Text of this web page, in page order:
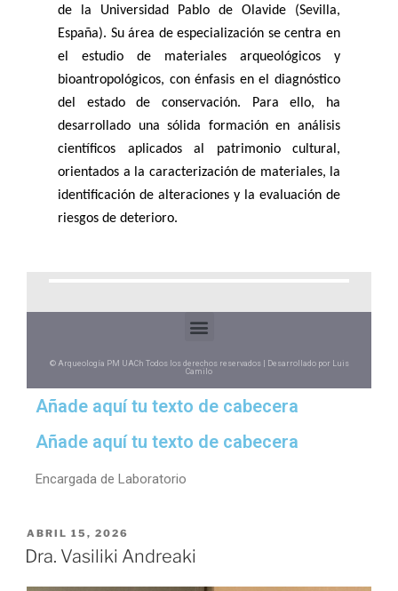
de la Universidad Pablo de Olavide (Sevilla,
España). Su área de especialización se centra en
el estudio de materiales arqueológicos y
bioantropológicos, con énfasis en el diagnóstico
del estado de conservación. Para ello, ha
desarrollado una sólida formación en análisis
científicos aplicados al patrimonio cultural,
orientados a la caracterización de materiales, la
identificación de alteraciones y la evaluación de
riesgos de deterioro.
© Arqueología PM UACh Todos los derechos reservados | Desarrollado por Luis
Camilo
Añade aquí tu texto de cabecera
Añade aquí tu texto de cabecera
Encargada de Laboratorio
ABRIL 15, 2026
Dra. Vasiliki Andreaki